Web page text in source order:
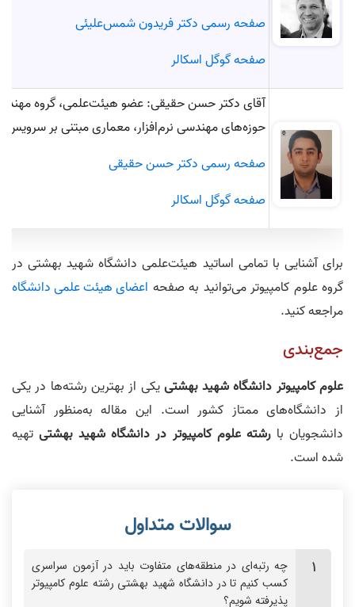
صفحه رسمی دکتر فریدون شمس‌علیئی
صفحه گوگل اسکالر
آقای دکتر حسن حقیقی: عضو هیئت‌علمی، گروه
حوزه‌های مهندسی نرم‌افزار، معماری مبتنی بر سرویس
صفحه رسمی دکتر حسن حقیقی
صفحه گوگل اسکالر
برای آشنایی با تمامی اساتید هیئت‌علمی دانشگاه شهید بهشتی در
گروه علوم کامپیوتر می‌توانید به صفحه اعضای هیئت‌ علمی دانشگاه
مراجعه کنید.
جمع‌بندی
علوم کامپیوتر دانشگاه شهید بهشتییکی از بهترین رشته‌ها در یکی
از دانشگاه‌های ممتاز کشور است. این مقاله به‌منظور آشنایی
دانشجویان بارشته علوم کامپیوتر در دانشگاه شهید بهشتیتهیه
شده است.
چه رتبه‌ای در منطقه‌های متفاوت باید در آزمون سراسری
کسب کنیم تا در دانشگاه شهید بهشتی رشته علوم کامپیوتر
پذیرفته شویم؟